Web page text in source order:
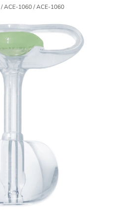
ACE-1060 / ACE-1060